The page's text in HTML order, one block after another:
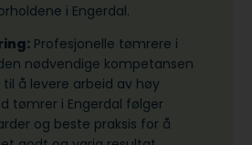
i Engerdal.
Profesjonelle tømrere i
nødvendige kompetansen
å levere arbeid av høy
tømrer i Engerdal følger
og beste praksis for å